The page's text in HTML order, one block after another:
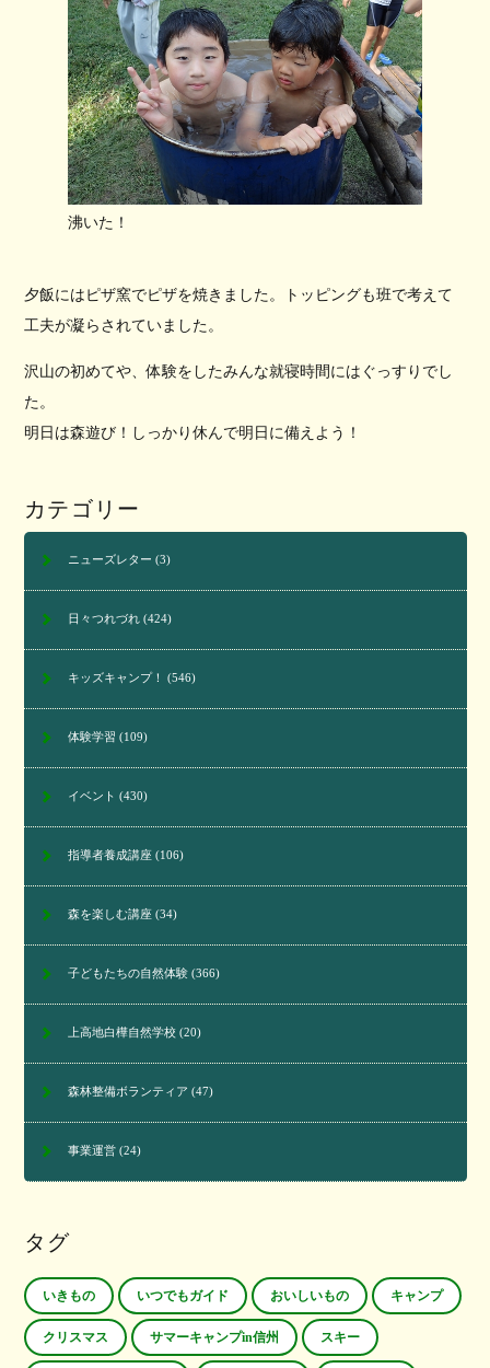
沸いた！
夕飯にはピザ窯でピザを焼きました。トッピングも班で考えて
工夫が凝らされていました。
沢山の初めてや、体験をしたみんな就寝時間にはぐっすりでし
た。
明日は森遊び！しっかり休んで明日に備えよう！
カテゴリー
ニューズレター (3)
日々つれづれ(424)
キッズキャンプ！ (546)
体験学習 (109)
イベント (430)
指導者養成講座(106)
森を楽しむ講座(34)
子どもたちの自然体験(366)
上高地白樺自然学校(20)
森林整備ボランティア (47)
事業運営(24)
タグ
いきもの いつでもガイド おいしいもの キャンプ
クリスマス サマーキャンプin信州 スキー